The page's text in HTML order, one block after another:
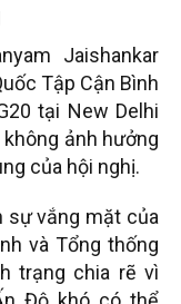
Jaishankar
Tập Cận Bình
tại New Delhi
ảnh hưởng
của hội nghị.
sự vắng mặt của
và Tổng thống
trạng chia rẽ vì